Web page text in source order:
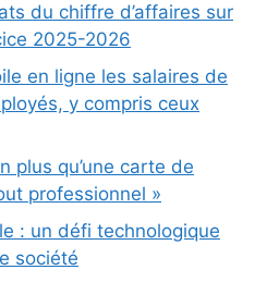
du chiffre d’affaires sur
2025-2026
en ligne les salaires de
y compris ceux
plus qu’une carte de
professionnel »
: un défi technologique
société